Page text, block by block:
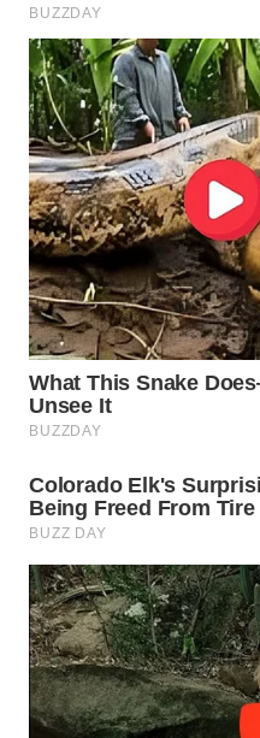
WN
SEMARANG
WN
SOLO
WN
BOROBUDUR
WN
MADURA
WN
WN
NATUNA
WN
BINTAN
WN
MANDALIKA